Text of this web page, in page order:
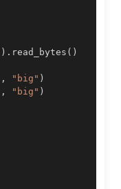
) . read_bytes ( )
, "big" )
, "big" )